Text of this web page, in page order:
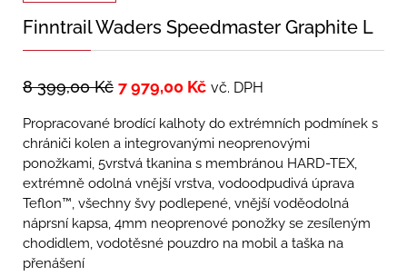
Finntrail Waders Speedmaster Graphite L
8 399,00Kč 7 979,00 Kč vč. DPH
Propracované brodící kalhoty do extrémních podmínek s
chrániči kolen a integrovanými neoprenovými
ponožkami, 5vrstvá tkanina s membránou HARD-TEX,
extrémně odolná vnější vrstva, vodoodpudivá úprava
Teflon™, všechny švy podlepené, vnější voděodolná
náprsní kapsa, 4mm neoprenové ponožky se zesíleným
chodidlem, vodotěsné pouzdro na mobil a taška na
přenášení